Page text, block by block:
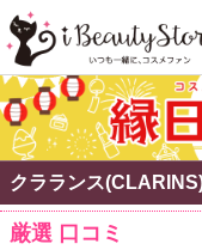
クラランス
厳選 口コミ